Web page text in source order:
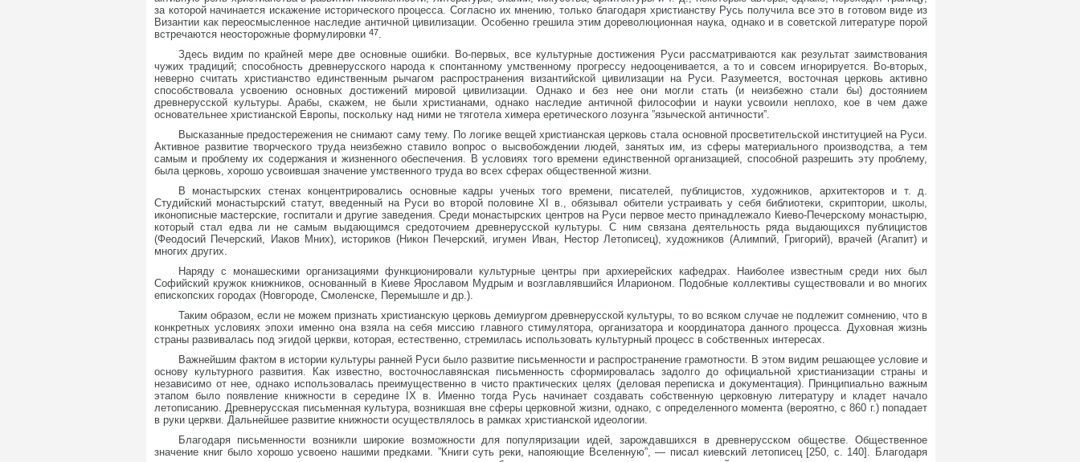
за которой начинается искажение исторического процесса. Согласно их мнению, только благодаря христианству Русь получила все это в готовом виде из
Византии как переосмысленное наследие античной цивилизации. Особенно грешила этим дореволюционная наука, однако и в советской литературе порой
встречаются неосторожные формулировки 47.
Здесь видим по крайней мере две основные ошибки. Во-первых, все культурные достижения Руси рассматриваются как результат заимствования
чужих традиций; способность древнерусского народа к спонтанному умственному прогрессу недооценивается, а то и совсем игнорируется. Во-вторых,
неверно считать христианство единственным рычагом распространения византийской цивилизации на Руси. Разумеется, восточная церковь активно
способствовала усвоению основных достижений мировой цивилизации. Однако и без нее они могли стать (и неизбежно стали бы) достоянием
древнерусской культуры. Арабы, скажем, не были христианами, однако наследие античной философии и науки усвоили неплохо, кое в чем даже
основательнее христианской Европы, поскольку над ними не тяготела химера еретического лозунга ”языческой античности”.
Высказанные предостережения не снимают саму тему. По логике вещей христианская церковь стала основной просветительской институцией на Руси.
Активное развитие творческого труда неизбежно ставило вопрос о высвобождении людей, занятых им, из сферы материального производства, а тем
самым и проблему их содержания и жизненного обеспечения. В условиях того времени единственной организацией, способной разрешить эту проблему,
была церковь, хорошо усвоившая значение умственного труда во всех сферах общественной жизни.
В монастырских стенах концентрировались основные кадры ученых того времени, писателей, публицистов, художников, архитекторов и т. д.
Студийский монастырский статут, введенный на Руси во второй половине XI в., обязывал обители устраивать у себя библиотеки, скриптории, школы,
иконописные мастерские, госпитали и другие заведения. Среди монастырских центров на Руси первое место принадлежало Киево-Печерскому монастырю,
который стал едва ли не самым выдающимся средоточием древнерусской культуры. С ним связана деятельность ряда выдающихся публицистов
(Феодосий Печерский, Иаков Мних), историков (Никон Печерский, игумен Иван, Нестор Летописец), художников (Алимпий, Григорий), врачей (Агапит) и
многих других.
Наряду с монашескими организациями функционировали культурные центры при архиерейских кафедрах. Наиболее известным среди них был
Софийский кружок книжников, основанный в Киеве Ярославом Мудрым и возглавлявшийся Иларионом. Подобные коллективы существовали и во многих
епископских городах (Новгороде, Смоленске, Перемышле и др.).
Таким образом, если не можем признать христианскую церковь демиургом древнерусской культуры, то во всяком случае не подлежит сомнению, что в
конкретных условиях эпохи именно она взяла на себя миссию главного стимулятора, организатора и координатора данного процесса. Духовная жизнь
страны развивалась под эгидой церкви, которая, естественно, стремилась использовать культурный процесс в собственных интересах.
Важнейшим фактом в истории культуры ранней Руси было развитие письменности и распространение грамотности. В этом видим решающее условие и
основу культурного развития. Как известно, восточнославянская письменность сформировалась задолго до официальной христианизации страны и
независимо от нее, однако использовалась преимущественно в чисто практических целях (деловая переписка и документация). Принципиально важным
этапом было появление книжности в середине IX в. Именно тогда Русь начинает создавать собственную церковную литературу и кладет начало
летописанию. Древнерусская письменная культура, возникшая вне сферы церковной жизни, однако, с определенного момента (вероятно, с 860 г.) попадает
в руки церкви. Дальнейшее развитие книжности осуществлялось в рамках христианской идеологии.
Благодаря письменности возникли широкие возможности для популяризации идей, зарождавшихся в древнерусском обществе. Общественное
значение книг было хорошо усвоено нашими предками. ”Книги суть реки, напояющие Вселенную”, — писал киевский летописец [250, с. 140]. Благодаря